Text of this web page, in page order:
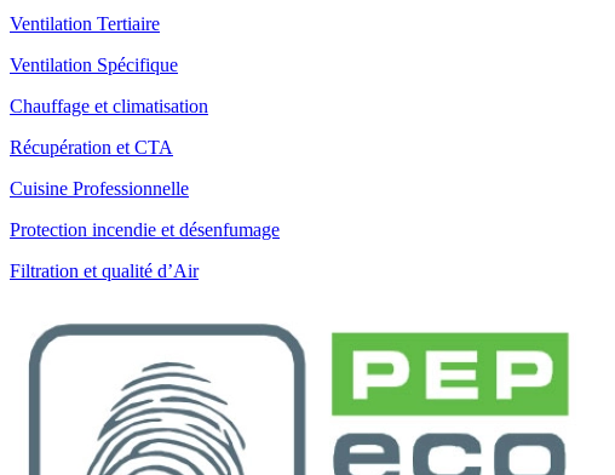
Ventilation Tertiaire
Ventilation Spécifique
Chauffage et climatisation
Récupération et CTA
Cuisine Professionnelle
Protection incendie et désenfumage
Filtration et qualité d’Air